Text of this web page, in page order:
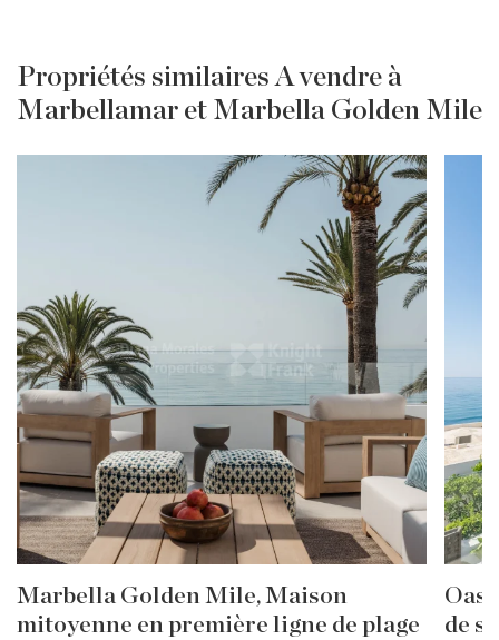
Propriétés similaires A vendre à
Marbellamar et Marbella Golden Mile
Marbella Golden Mile, Maison
mitoyenne en première ligne de plage
de